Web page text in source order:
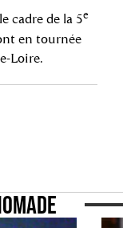
cadre de la 5e
en tournée
Loire.